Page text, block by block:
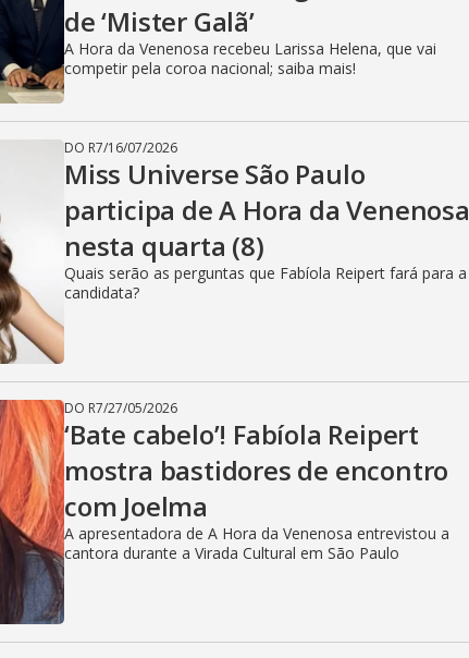
i
d
e
o
de ‘Mister Galã’
A Hora da Venenosa recebeu Larissa Helena, que vai
competir pela coroa nacional; saiba mais!
DO R7/16/07/2026
Miss Universe São Paulo
participa de A Hora da Venenosa
nesta quarta (8)
Quais serão as perguntas que Fabíola Reipert fará para a
candidata?
DO R7/27/05/2026
‘Bate cabelo’! Fabíola Reipert
mostra bastidores de encontro
com Joelma
A apresentadora de A Hora da Venenosa entrevistou a
cantora durante a Virada Cultural em São Paulo